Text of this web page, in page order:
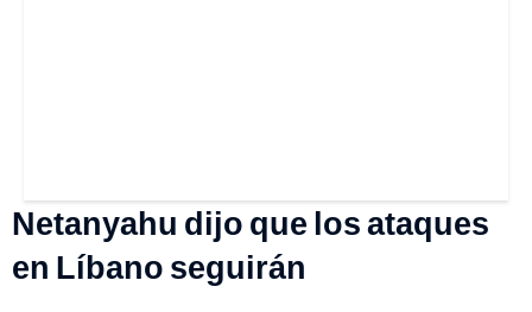
Netanyahu dijo que los ataques
en Líbano seguirán